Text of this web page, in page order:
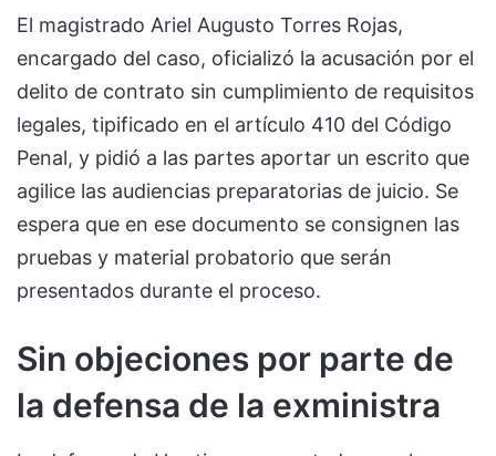
El magistrado Ariel Augusto Torres Rojas,
encargado del caso, oficializó la acusación por el
delito de contrato sin cumplimiento de requisitos
legales, tipificado en el artículo 410 del Código
Penal, y pidió a las partes aportar un escrito que
agilice las audiencias preparatorias de juicio. Se
espera que en ese documento se consignen las
pruebas y material probatorio que serán
presentados durante el proceso.
Sin objeciones por parte de
la defensa de la exministra